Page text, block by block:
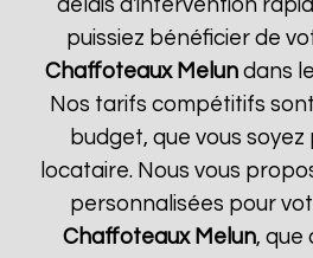
délais d'intervention
puissiez bénéficier de
Chaffoteaux Melundans
Nos tarifs compétitifs
budget, que vous
locataire. Nous vous
personnalisées pour
Chaffoteaux Melun, que